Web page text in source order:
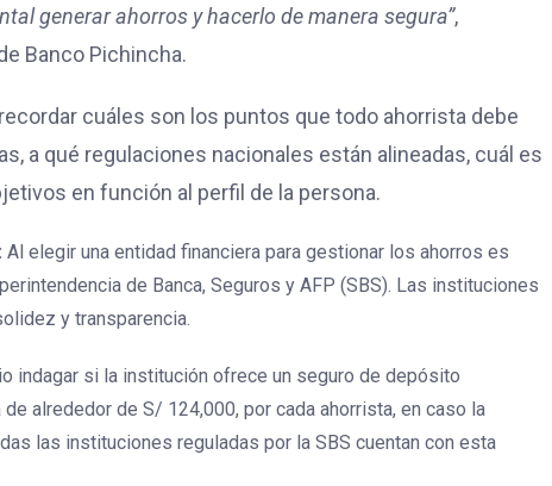
generar ahorros y hacerlo de manera segura”,
Banco Pichincha.
cuáles son los puntos que todo ahorrista debe
a qué regulaciones nacionales están alineadas, cuál es
en función al perfil de la persona.
Al elegir una entidad financiera para gestionar los ahorros es
de Banca, Seguros y AFP (SBS). Las instituciones
y transparencia.
indagar si la institución ofrece un seguro de depósito
alrededor de S/ 124,000, por cada ahorrista, en caso la
las instituciones reguladas por la SBS cuentan con esta